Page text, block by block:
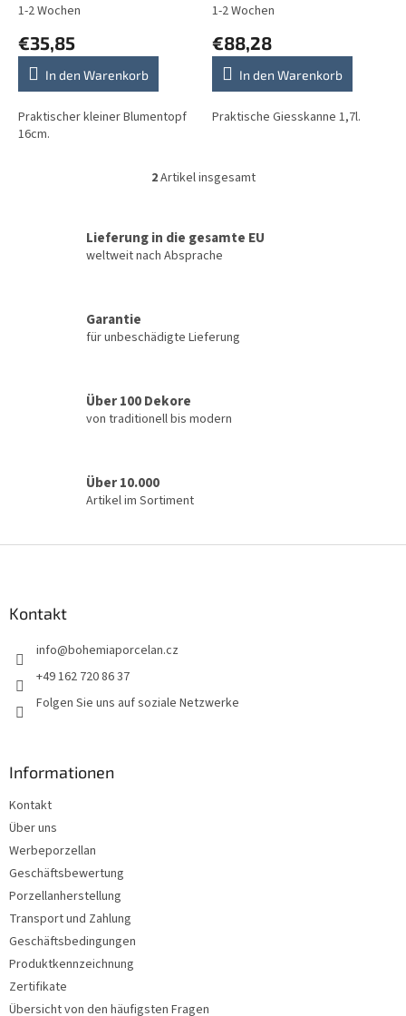
1-2 Wochen
€35,85
In den Warenkorb
Praktischer kleiner Blumentopf
16cm.
1-2 Wochen
€88,28
In den Warenkorb
Praktische Giesskanne 1,7l.
S
u
e
m
d
e
2Artikel insgesamt
Lieferung in die gesamte EU
weltweit nach Absprache
Garantie
für unbeschädigte Lieferung
Über 100 Dekore
von traditionell bis modern
Über 10.000
Artikel im Sortiment
Kontakt
info@bohemiaporcelan.cz
+49 162 720 86 37
Folgen Sie uns auf soziale Netzwerke
Informationen
Kontakt
Über uns
Werbeporzellan
Geschäftsbewertung
Porzellanherstellung
Transport und Zahlung
Geschäftsbedingungen
Produktkennzeichnung
Zertifikate
Übersicht von den häufigsten Fragen